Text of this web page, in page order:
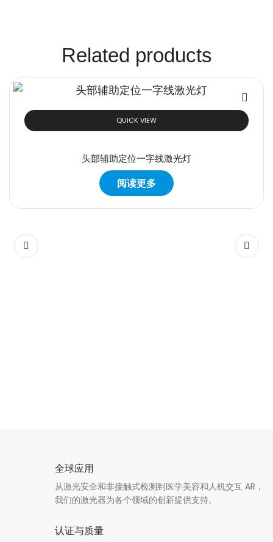
Related products
QUICK VIEW
头部辅助定位一字线激光灯
阅读更多
全球应用
从激光安全和非接触式检测到医学美容和人机交互 AR，
我们的激光器为各个领域的创新提供支持。
认证与质量